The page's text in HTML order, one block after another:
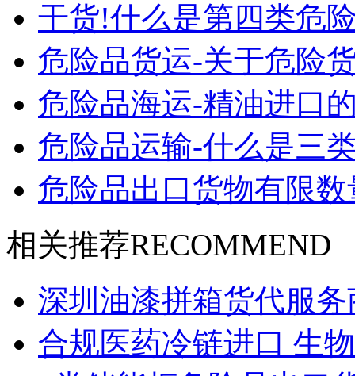
干货!什么是第四类危
危险品货运-关于危险
危险品海运-精油进口
危险品运输-什么是三
危险品出口货物有限
相关推荐RECOMMEND
深圳油漆拼箱货代服
合规医药冷链进口 生